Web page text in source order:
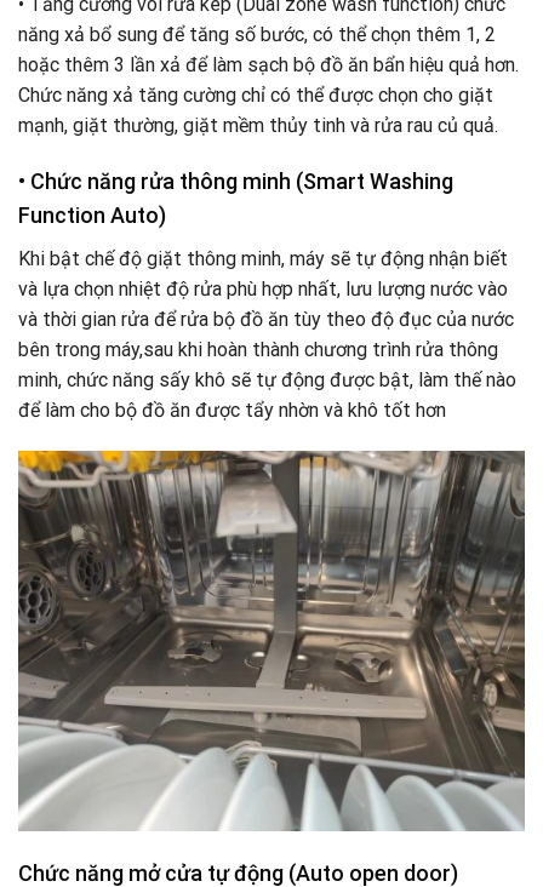
năng xả bổ sung để tăng số bước, có thể chọn thêm 1, 2
hoặc thêm 3 lần xả để làm sạch bộ đồ ăn bẩn hiệu quả hơn.
Chức năng xả tăng cường chỉ có thể được chọn cho giặt
mạnh, giặt thường, giặt mềm thủy tinh và rửa rau củ quả.
• Chức năng rửa thông minh (Smart Washing
Function Auto)
Khi bật chế độ giặt thông minh, máy sẽ tự động nhận biết
và lựa chọn nhiệt độ rửa phù hợp nhất, lưu lượng nước vào
và thời gian rửa để rửa bộ đồ ăn tùy theo độ đục của nước
bên trong máy,sau khi hoàn thành chương trình rửa thông
minh, chức năng sấy khô sẽ tự động được bật, làm thế nào
để làm cho bộ đồ ăn được tẩy nhờn và khô tốt hơn
Chức năng mở cửa tự động (Auto open door)